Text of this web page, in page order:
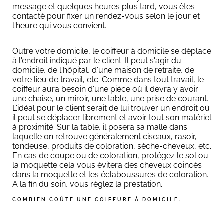
message et quelques heures plus tard, vous êtes
contacté pour fixer un rendez-vous selon le jour et
l'heure qui vous convient.
Outre votre domicile, le coiffeur à domicile se déplace
à l'endroit indiqué par le client. Il peut s'agir du
domicile, de l'hôpital, d'une maison de retraite, de
votre lieu de travail, etc. Comme dans tout travail, le
coiffeur aura besoin d'une pièce où il devra y avoir
une chaise, un miroir, une table, une prise de courant.
L'idéal pour le client serait de lui trouver un endroit où
il peut se déplacer librement et avoir tout son matériel
à proximité. Sur la table, il posera sa malle dans
laquelle on retrouve généralement ciseaux, rasoir,
tondeuse, produits de coloration, sèche-cheveux, etc.
En cas de coupe ou de coloration, protégez le sol ou
la moquette cela vous évitera des cheveux coincés
dans la moquette et les éclaboussures de coloration.
A la fin du soin, vous réglez la prestation.
COMBIEN COÛTE UNE COIFFURE À DOMICILE.